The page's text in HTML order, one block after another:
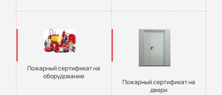
Пожарный сертификат на
оборудование
Пожарный сертификат на
двери